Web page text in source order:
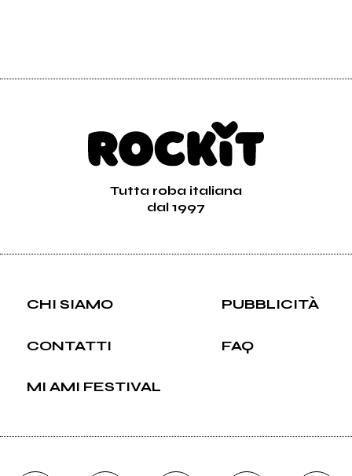
Tutta roba italiana
dal 1997
CHI SIAMO PUBBLICITÀ
CONTATTI FAQ
MI AMI FESTIVAL